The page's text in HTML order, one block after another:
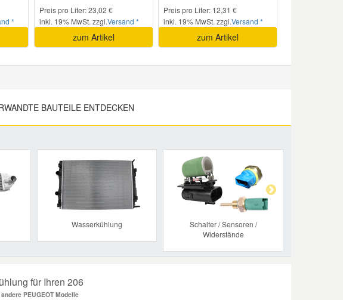
*
Preis pro Liter: 23,02 €
inkl. 19% MwSt. zzgl.Versand *
zum Artikel
Preis pro Liter: 12,31 €
inkl. 19% MwSt. zzgl.Versand *
zum Artikel
BAUTEILE ENTDECKEN
Wasserkühlung
Schalter / Sensoren /
Widerstände
für Ihren 206
PEUGEOT Modelle